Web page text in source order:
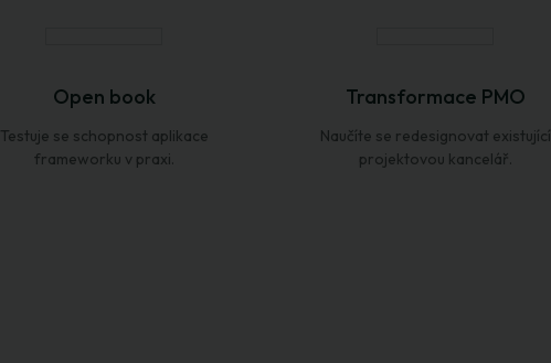
Open book
Testuje se schopnost aplikace
frameworku v praxi.
Transformace PMO
Naučíte se redesignovat existující
projektovou kancelář.